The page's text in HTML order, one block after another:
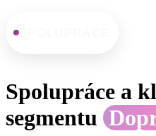
Spolupráce a
segmentu